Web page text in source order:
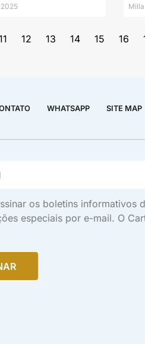
12 13 14 15 16
WHATSAPP SITE MAP
os boletins informativos
especiais por e-mail. O